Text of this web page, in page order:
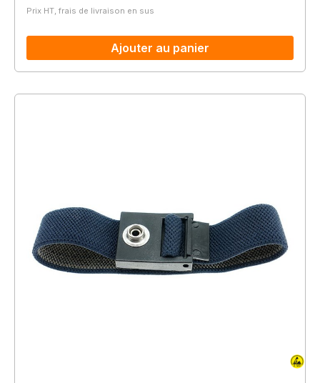
Prix HT, frais de livraison en sus
Ajouter au panier